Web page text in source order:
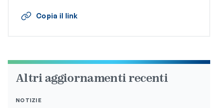
Copia il link
Altri aggiornamenti recenti
NOTIZIE